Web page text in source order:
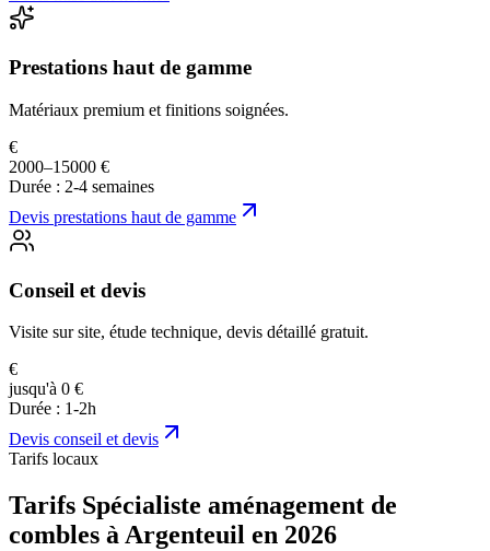
Prestations haut de gamme
Matériaux premium et finitions soignées.
€
2000–15000 €
Durée : 2-4 semaines
Devis prestations haut de gamme
Conseil et devis
Visite sur site, étude technique, devis détaillé gratuit.
€
jusqu'à 0 €
Durée : 1-2h
Devis conseil et devis
Tarifs locaux
Tarifs Spécialiste aménagement de
combles à Argenteuil en 2026